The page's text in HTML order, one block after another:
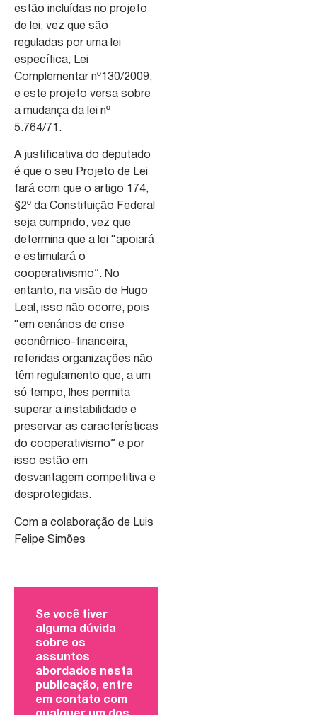
estão incluídas no projeto
de lei, vez que são
reguladas por uma lei
específica, Lei
Complementar nº130/2009,
e este projeto versa sobre
a mudança da lei nº
5.764/71.
A justificativa do deputado
é que o seu Projeto de Lei
fará com que o artigo 174,
§2º da Constituição Federal
seja cumprido, vez que
determina que a lei “apoiará
e estimulará o
cooperativismo”. No
entanto, na visão de Hugo
Leal, isso não ocorre, pois
“em cenários de crise
econômico-financeira,
referidas organizações não
têm regulamento que, a um
só tempo, lhes permita
superar a instabilidade e
preservar as características
do cooperativismo” e por
isso estão em
desvantagem competitiva e
desprotegidas.
Com a colaboração de Luis
Felipe Simões
Se você tiver
alguma dúvida
sobre os
assuntos
abordados nesta
publicação, entre
em contato com